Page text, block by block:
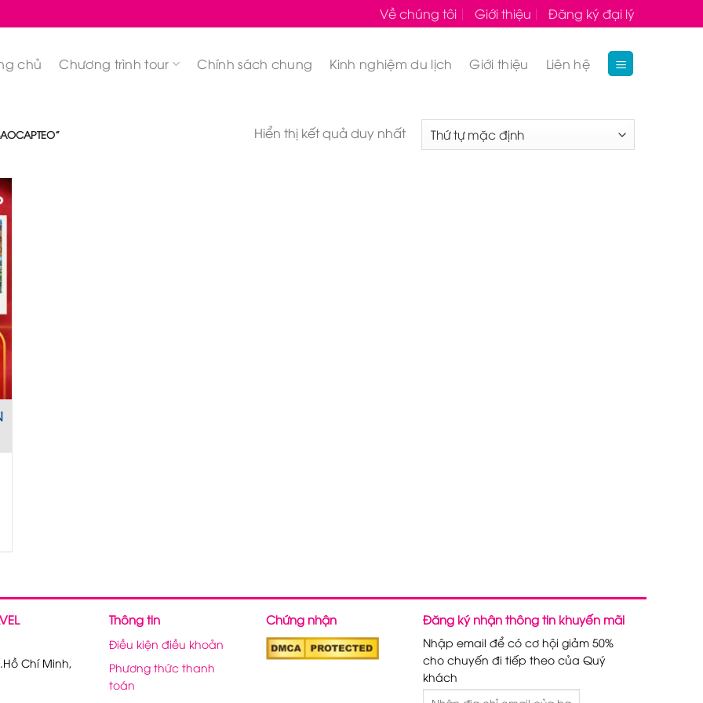
Về chúng tôi Giới thiệu Đăng ký đại lý
chủ Chương trình tour Chính sách chung Kinh nghiệm du lịch Giới thiệu Liên hệ
Hiển thị kết quả duy nhất
Chí Minh,
Thông tin
Điều kiện điều khoản
Phương thức thanh
toán
Chứng nhận Đăng ký nhận thông tin khuyến mãi
Nhập email để có cơ hội giảm 50%
cho chuyến đi tiếp theo của Quý
khách